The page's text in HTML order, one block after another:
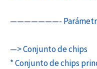
———————-
—> Conjunto de chips
* Conjunto de chips